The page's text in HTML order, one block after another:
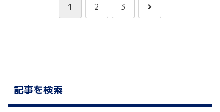
1 2 3
次
記事を検索